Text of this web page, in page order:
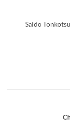
・Saido